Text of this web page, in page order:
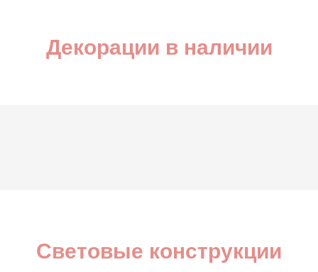
Декорации в наличии
Световые конструкции